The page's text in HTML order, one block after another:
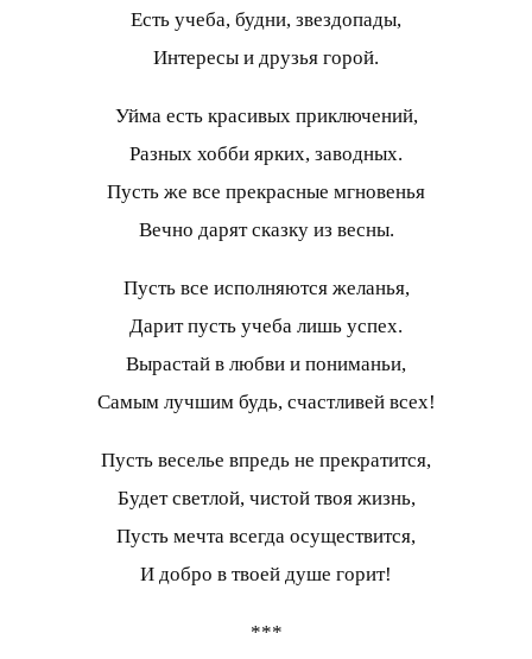
Есть учеба, будни, звездопады,
Интересы и друзья горой.
Уйма есть красивых приключений,
Разных хобби ярких, заводных.
Пусть же все прекрасные мгновенья
Вечно дарят сказку из весны.
Пусть все исполняются желанья,
Дарит пусть учеба лишь успех.
Вырастай в любви и пониманьи,
Самым лучшим будь, счастливей всех!
Пусть веселье впредь не прекратится,
Будет светлой, чистой твоя жизнь,
Пусть мечта всегда осуществится,
И добро в твоей душе горит!
***